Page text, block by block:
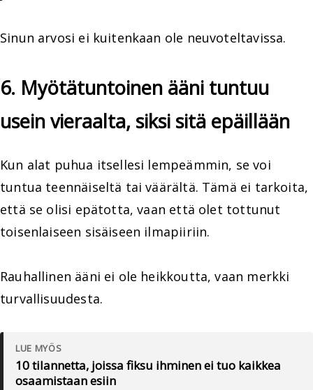
Sinun arvosi ei kuitenkaan ole neuvoteltavissa.
6. Myötätuntoinen ääni tuntuu
usein vieraalta, siksi sitä epäillään
Kun alat puhua itsellesi lempeämmin, se voi
tuntua teennäiseltä tai väärältä. Tämä ei tarkoita,
että se olisi epätotta, vaan että olet tottunut
toisenlaiseen sisäiseen ilmapiiriin.
Rauhallinen ääni ei ole heikkoutta, vaan merkki
turvallisuudesta.
LUE MYÖS
10 tilannetta, joissa fiksu ihminen ei tuo kaikkea
osaamistaan esiin